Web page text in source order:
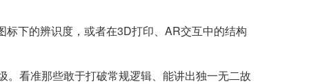
下的辨识度，或者在3D打印、AR交互中的结构
。看准那些敢于打破常规逻辑、能讲出独一无二故